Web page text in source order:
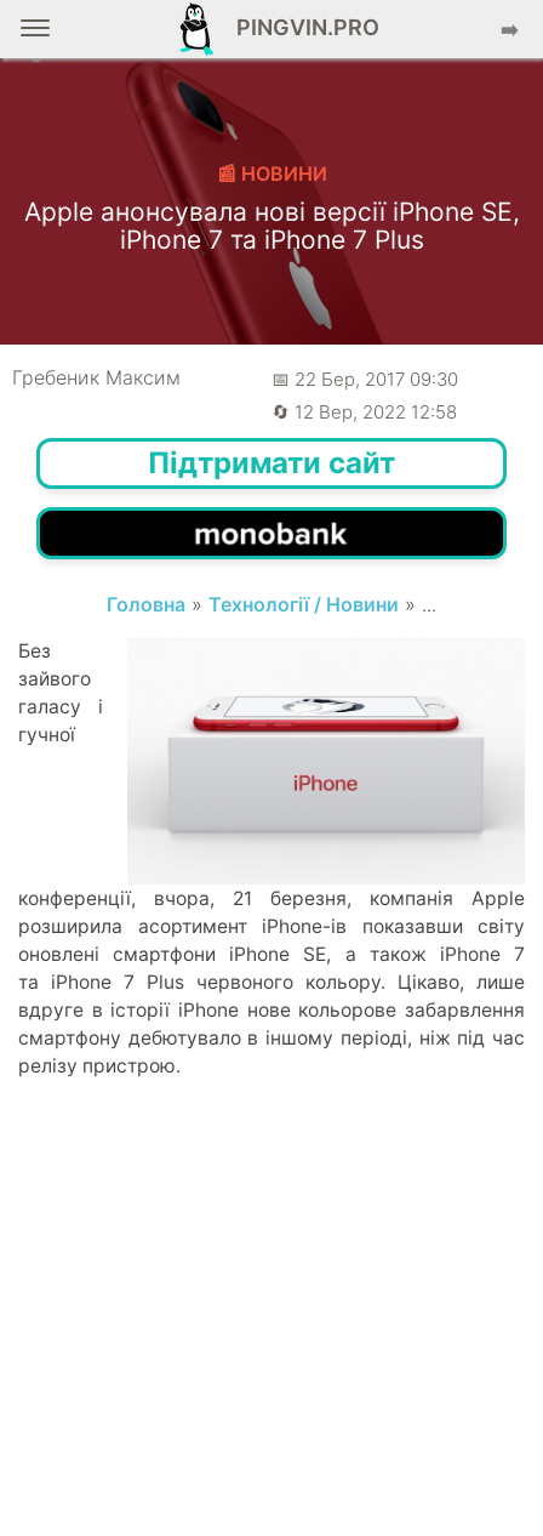
PINGVIN.PRO ➡️
📰 НОВИНИ
Apple анонсувала нові версії iPhone SE,
iPhone 7 та iPhone 7 Plus
Гребеник Максим
📅 22 Бер, 2017 09:30
🔄 12 Вер, 2022 12:58
Підтримати сайт
Головна » Технології / Новини » ...
Без
зайвого
галасу і
гучної
конференції, вчора, 21 березня, компанія Apple
розширила асортимент iPhone-ів показавши світу
оновлені смартфони iPhone SE, а також iPhone 7
та iPhone 7 Plus червоного кольору. Цікаво, лише
вдруге в історії iPhone нове кольорове забарвлення
смартфону дебютувало в іншому періоді, ніж під час
релізу пристрою.